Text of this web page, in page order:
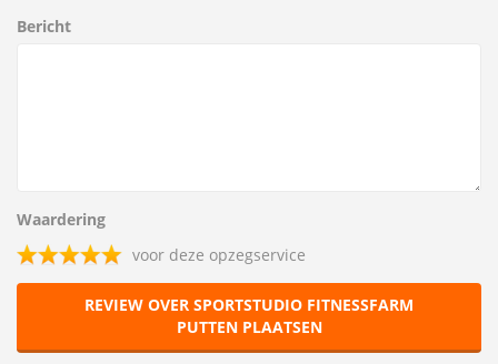
Bericht
Waardering
voor deze opzegservice
REVIEW OVER SPORTSTUDIO FITNESSFARM
PUTTEN PLAATSEN